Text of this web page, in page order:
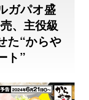
ガパオ盛
、主役級
た“からや
ト”